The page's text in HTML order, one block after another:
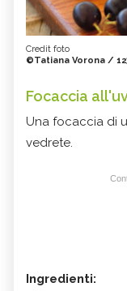
Credit foto
©Tatiana Vorona /
Focaccia
Una focaccia di
vedrete.
Ingredienti: